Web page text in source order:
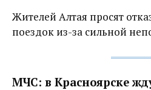
Жителей Алтая просят
поездок из-за сильной
МЧС: в Красноярске